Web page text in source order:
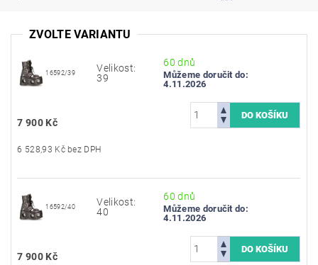
ZVOLTE VARIANTU
16592/39
Velikost:
39
60 dnů
Můžeme doručit do:
4.11.2026
7 900 Kč
6 528,93 Kč bez DPH
16592/40
Velikost:
40
60 dnů
Můžeme doručit do:
4.11.2026
7 900 Kč